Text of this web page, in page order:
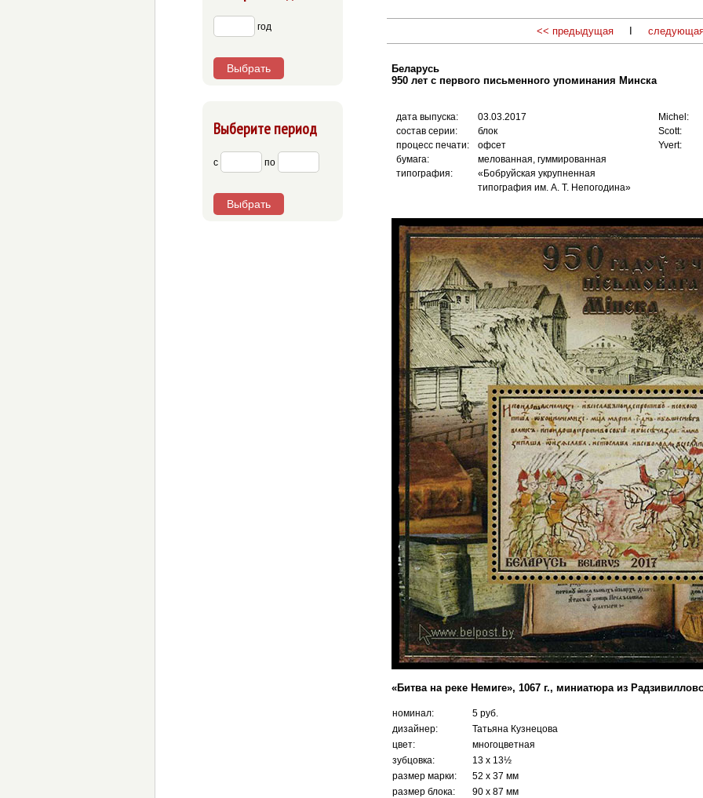
год
Выбрать
Выберите период
с по
Выбрать
<< предыдущая
Беларусь
950 лет с первого письменного упоминания Минска
дата выпуска:
состав серии:
процесс печати:
бумага:
типография:
03.03.2017
блок
офсет
мелованная, гуммированная
«Бобруйская укрупненная
типография им. А. Т. Непогодина»
Michel:
Scott:
Yvert:
«Битва на реке Немиге», 1067 г., миниатюра из
номинал:
5 руб.
дизайнер:
Татьяна Кузнецова
цвет:
многоцветная
зубцовка:
13 х 13½
размер марки:
52 х 37 мм
размер блока:
90 х 87 мм